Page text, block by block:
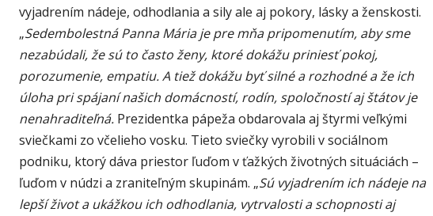
vyjadrením nádeje, odhodlania a sily ale aj pokory, lásky a ženskosti.
„Sedembolestná Panna Mária je pre mňa pripomenutím, aby sme
nezabúdali, že sú to často ženy, ktoré dokážu priniesť pokoj,
porozumenie, empatiu. A tiež dokážu byť silné a rozhodné a že ich
úloha pri spájaní našich domácností, rodín, spoločností aj štátov je
nenahraditeľná. Prezidentka pápeža obdarovala aj štyrmi veľkými
sviečkami zo včelieho vosku. Tieto sviečky vyrobili v sociálnom
podniku, ktorý dáva priestor ľuďom v ťažkých životných situáciách –
ľuďom v núdzi a zraniteľným skupinám. „Sú vyjadrením ich nádeje na
lepší život a ukážkou ich odhodlania, vytrvalosti a schopnosti aj